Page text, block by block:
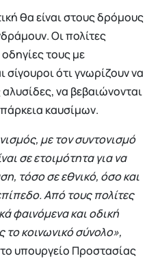
θα είναι στους δρόμους
Οι πολίτες
τους με
ότι γνωρίζουν να
να βεβαιώνονται
καυσίμων.
με τον συντονισμό
σε ετοιμότητα για να
τόσο σε εθνικό, όσο και
Από τους πολίτες
φαινόμενα και οδική
κοινωνικό σύνολο»,
υπουργείο Προστασίας